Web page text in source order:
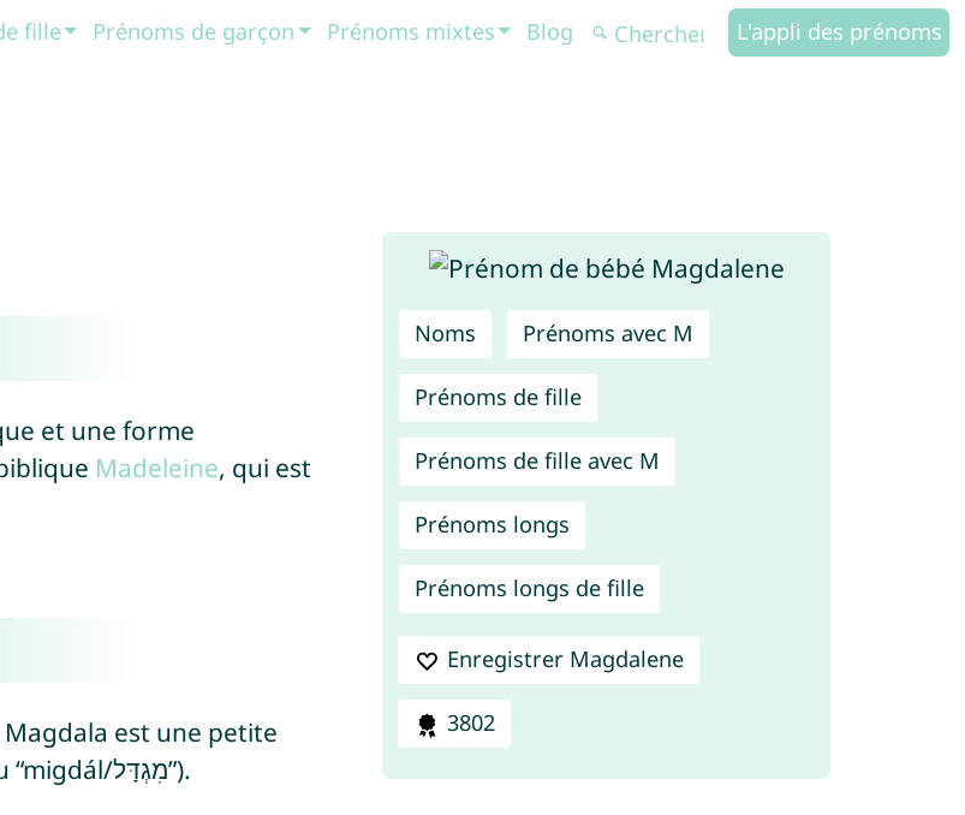
fille Prénoms de garçon Prénoms mixtes Blog L'appli des prénoms
Noms Prénoms avec M
Prénoms de fille
Prénoms de fille avec M
Prénoms longs
Prénoms longs de fille
Enregistrer Magdalene
3802
et une forme
Madeleine, qui est
est une petite
ville israélienne et signifie “tour” (de l’hébreu “migdál/מִגְדָּל”).